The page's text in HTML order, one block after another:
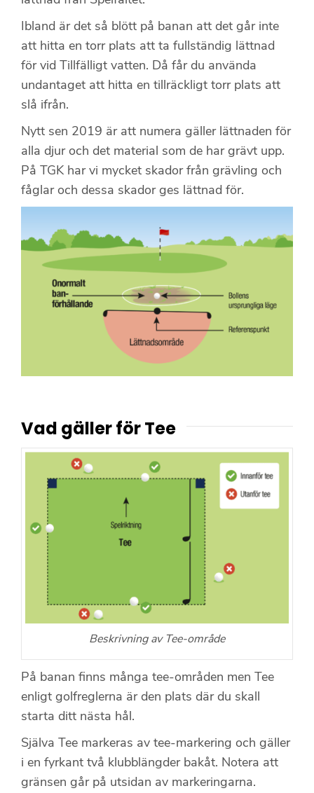
Ibland är det så blött på banan att det går inte
att hitta en torr plats att ta fullständig lättnad
för vid Tillfälligt vatten. Då får du använda
undantaget att hitta en tillräckligt torr plats att
slå ifrån.
Nytt sen 2019 är att numera gäller lättnaden för
alla djur och det material som de har grävt upp.
På TGK har vi mycket skador från grävling och
fåglar och dessa skador ges lättnad för.
Vad gäller för Tee
Beskrivning av Tee-område
På banan finns många tee-områden men Tee
enligt golfreglerna är den plats där du skall
starta ditt nästa hål.
Själva Tee markeras av tee-markering och gäller
i en fyrkant två klubblängder bakåt. Notera att
gränsen går på utsidan av markeringarna.